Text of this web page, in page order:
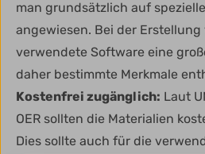
man grundsätzlich auf
angewiesen. Bei der Erstellung
verwendete Software eine
daher bestimmte Merkmale
Kostenfrei zugänglich: Laut
OER sollten die Materialien
Dies sollte auch für die